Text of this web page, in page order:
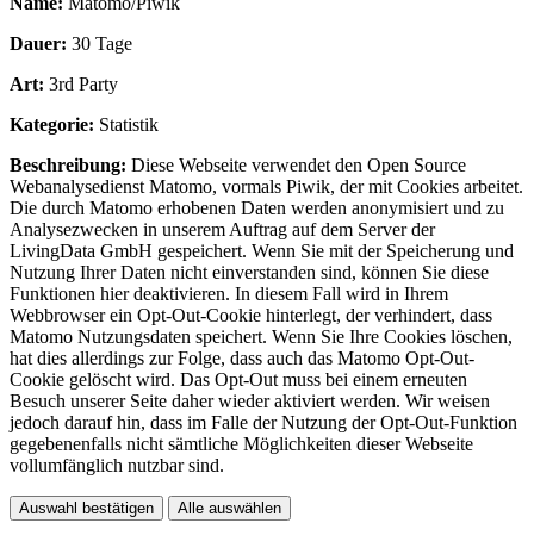
Dauer: 30 Tage
Art: 3rd Party
Kategorie: Statistik
Beschreibung: Diese Webseite verwendet den Open Source
Webanalysedienst Matomo, vormals Piwik, der mit Cookies arbeitet.
Die durch Matomo erhobenen Daten werden anonymisiert und zu
Analysezwecken in unserem Auftrag auf dem Server der
LivingData GmbH gespeichert. Wenn Sie mit der Speicherung und
Nutzung Ihrer Daten nicht einverstanden sind, können Sie diese
Funktionen hier deaktivieren. In diesem Fall wird in Ihrem
Webbrowser ein Opt-Out-Cookie hinterlegt, der verhindert, dass
Matomo Nutzungsdaten speichert. Wenn Sie Ihre Cookies löschen,
hat dies allerdings zur Folge, dass auch das Matomo Opt-Out-
Cookie gelöscht wird. Das Opt-Out muss bei einem erneuten
Besuch unserer Seite daher wieder aktiviert werden. Wir weisen
jedoch darauf hin, dass im Falle der Nutzung der Opt-Out-Funktion
gegebenenfalls nicht sämtliche Möglichkeiten dieser Webseite
vollumfänglich nutzbar sind.
Auswahl bestätigen Alle auswählen